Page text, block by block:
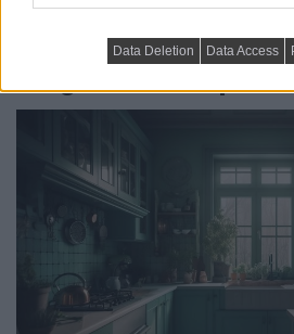
Data Deletion Data Access
HÍREK, TREND, STÍLUS ÉS DESIGN
Ezzel a néhány trükkel